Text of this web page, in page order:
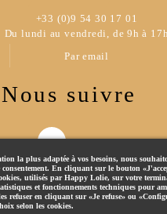
la plus adaptée à vos besoins, nous
consentement. En cliquant sur le bouton
utilisés par Happy Lolie, sur votre
et fonctionnements techniques pour
refuser en cliquant sur «Je refuse» ou
selon les cookies.
+33 (0)9 54 30 17 01
Du lundi au vendredi, de 9h à 17h
Par email
Nous suivre